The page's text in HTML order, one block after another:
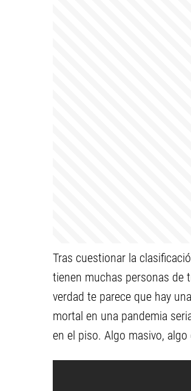
Tras cuestionar la
tienen muchas personas de
verdad te parece que hay una
mortal en una pandemia
en el piso. Algo masivo, algo